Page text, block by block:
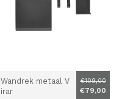
Wandrek metaal V
irar
€109,00
€79,00